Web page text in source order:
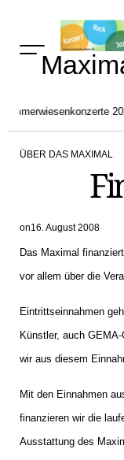
POSTED
ÜBER DAS MAXIMAL
on16. August 2008
Das Maximal
vor allem über die
Eintrittseinnahmen
Künstler, auch
wir aus diesem
Mit den Einnahmen
finanzieren wir die
Ausstattung des